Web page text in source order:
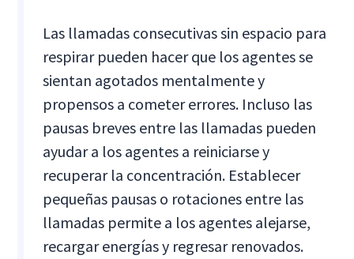
Las llamadas consecutivas sin espacio para
respirar pueden hacer que los agentes se
sientan agotados mentalmente y
propensos a cometer errores. Incluso las
pausas breves entre las llamadas pueden
ayudar a los agentes a reiniciarse y
recuperar la concentración. Establecer
pequeñas pausas o rotaciones entre las
llamadas permite a los agentes alejarse,
recargar energías y regresar renovados.